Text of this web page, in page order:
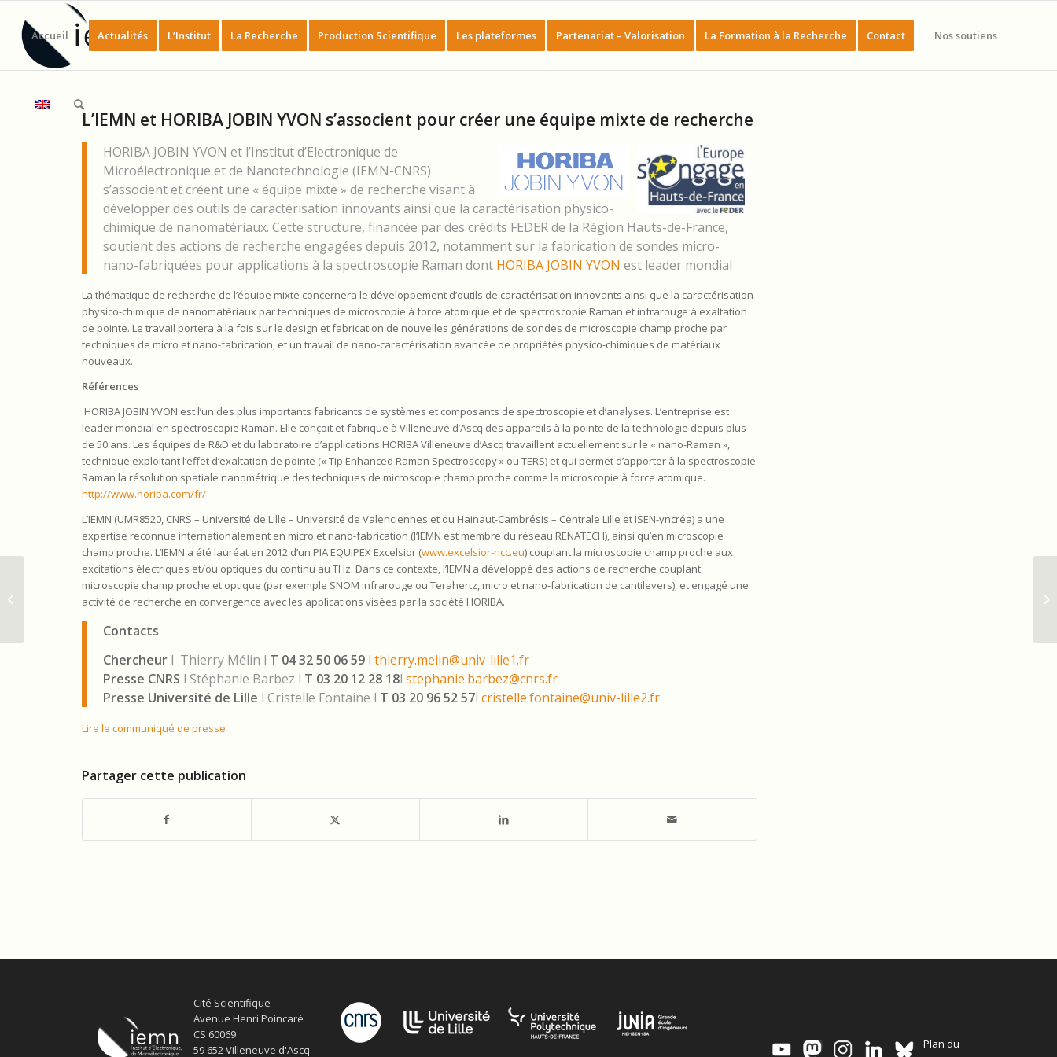
Accueil Actualités L’Institut La Recherche Production Scientifique Les plateformes Partenariat – Valorisation La Formation à la Recherche Contact Nos soutiens
L’IEMN et HORIBA JOBIN YVON s’associent pour créer une équipe mixte de recherche
HORIBA JOBIN YVON et l’Institut d’Electronique de
Microélectronique et de Nanotechnologie (IEMN-CNRS)
s’associent et créent une « équipe mixte » de recherche visant à
développer des outils de caractérisation innovants ainsi que la caractérisation physico-
chimique de nanomatériaux. Cette structure, financée par des crédits FEDER de la Région Hauts-de-France,
soutient des actions de recherche engagées depuis 2012, notamment sur la fabrication de sondes micro-
nano-fabriquées pour applications à la spectroscopie Raman dont HORIBA JOBIN YVON est leader mondial
La thématique de recherche de l’équipe mixte concernera le développement d’outils de caractérisation innovants ainsi que la caractérisation
physico-chimique de nanomatériaux par techniques de microscopie à force atomique et de spectroscopie Raman et infrarouge à exaltation
de pointe. Le travail portera à la fois sur le design et fabrication de nouvelles générations de sondes de microscopie champ proche par
techniques de micro et nano-fabrication, et un travail de nano-caractérisation avancée de propriétés physico-chimiques de matériaux
nouveaux.
Références
HORIBA JOBIN YVON est l’un des plus importants fabricants de systèmes et composants de spectroscopie et d’analyses. L’entreprise est
leader mondial en spectroscopie Raman. Elle conçoit et fabrique à Villeneuve d’Ascq des appareils à la pointe de la technologie depuis plus
de 50 ans. Les équipes de R&D et du laboratoire d’applications HORIBA Villeneuve d’Ascq travaillent actuellement sur le « nano-Raman »,
technique exploitant l’effet d’exaltation de pointe (« Tip Enhanced Raman Spectroscopy » ou TERS) et qui permet d’apporter à la spectroscopie
Raman la résolution spatiale nanométrique des techniques de microscopie champ proche comme la microscopie à force atomique.
http://www.horiba.com/fr/
L’IEMN (UMR8520, CNRS – Université de Lille – Université de Valenciennes et du Hainaut-Cambrésis – Centrale Lille et ISEN-yncréa) a une
expertise reconnue internationalement en micro et nano-fabrication (l’IEMN est membre du réseau RENATECH), ainsi qu’en microscopie
champ proche. L’IEMN a été lauréat en 2012 d’un PIA EQUIPEX Excelsior (www.excelsior-ncc.eu) couplant la microscopie champ proche aux
excitations électriques et/ou optiques du continu au THz. Dans ce contexte, l’IEMN a développé des actions de recherche couplant
microscopie champ proche et optique (par exemple SNOM infrarouge ou Terahertz, micro et nano-fabrication de cantilevers), et engagé une
activité de recherche en convergence avec les applications visées par la société HORIBA.
Contacts
Chercheur l Thierry Mélin l T 04 32 50 06 59l thierry.melin@univ-lille1.fr
Presse CNRS l Stéphanie Barbez l T 03 20 12 28 18l stephanie.barbez@cnrs.fr
Presse Université de Lille l Cristelle Fontaine l T 03 20 96 52 57l cristelle.fontaine@univ-lille2.fr
Lire le communiqué de presse
Partager cette publication
Cité Scientifique
Avenue Henri Poincaré
CS 60069
59 652 Villeneuve d'Ascq
Plan du
L’IEMN et HORIBA JOBIN YVON
s’associent pour créer une équipe...